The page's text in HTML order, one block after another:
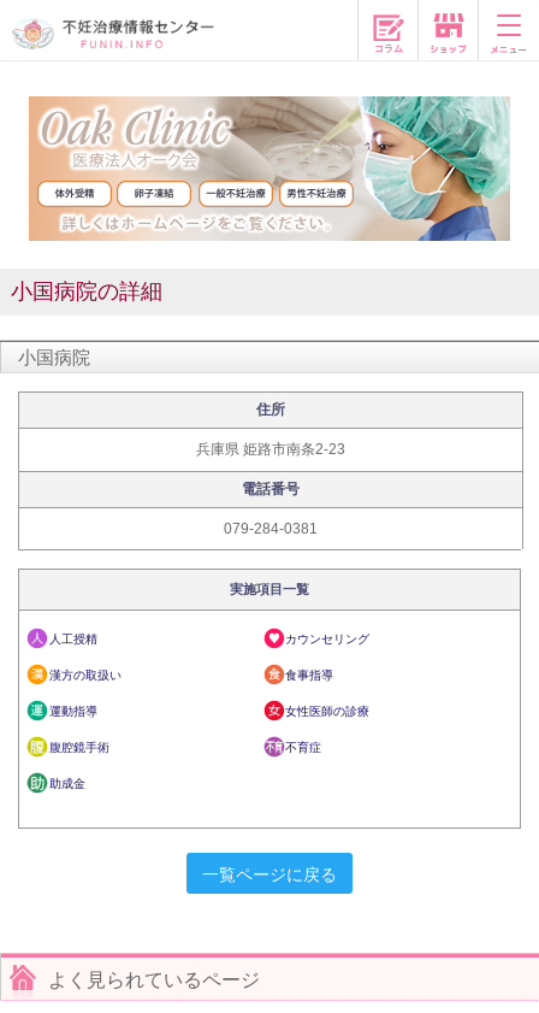
コラム
小国病院の詳細
小国病院
住所
兵庫県 姫路市南条2-23
電話番号
079-284-0381
実施項目一覧
人工授精 カウンセリング
漢方の取扱い 食事指導
運動指導 女性医師の診療
腹腔鏡手術 不育症
助成金
一覧ページに戻る
よく見られているページ